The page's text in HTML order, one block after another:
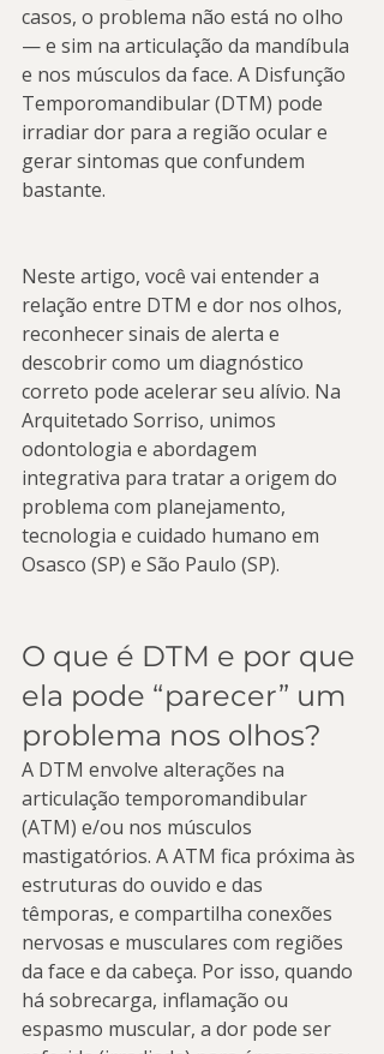
casos, o problema não está no olho
— e sim na articulação da mandíbula
e nos músculos da face. A Disfunção
Temporomandibular (DTM) pode
irradiar dor para a região ocular e
gerar sintomas que confundem
bastante.
Neste artigo, você vai entender a
relação entre DTM e dor nos olhos,
reconhecer sinais de alerta e
descobrir como um diagnóstico
correto pode acelerar seu alívio. Na
Arquitetado Sorriso, unimos
odontologia e abordagem
integrativa para tratar a origem do
problema com planejamento,
tecnologia e cuidado humano em
Osasco (SP) e São Paulo (SP).
O que é DTM e por que
ela pode “parecer” um
problema nos olhos?
A DTM envolve alterações na
articulação temporomandibular
(ATM) e/ou nos músculos
mastigatórios. A ATM fica próxima às
estruturas do ouvido e das
têmporas, e compartilha conexões
nervosas e musculares com regiões
da face e da cabeça. Por isso, quando
há sobrecarga, inflamação ou
espasmo muscular, a dor pode ser